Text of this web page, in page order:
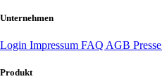
Unternehmen
Login Impressum FAQ AGB Presse
Produkt